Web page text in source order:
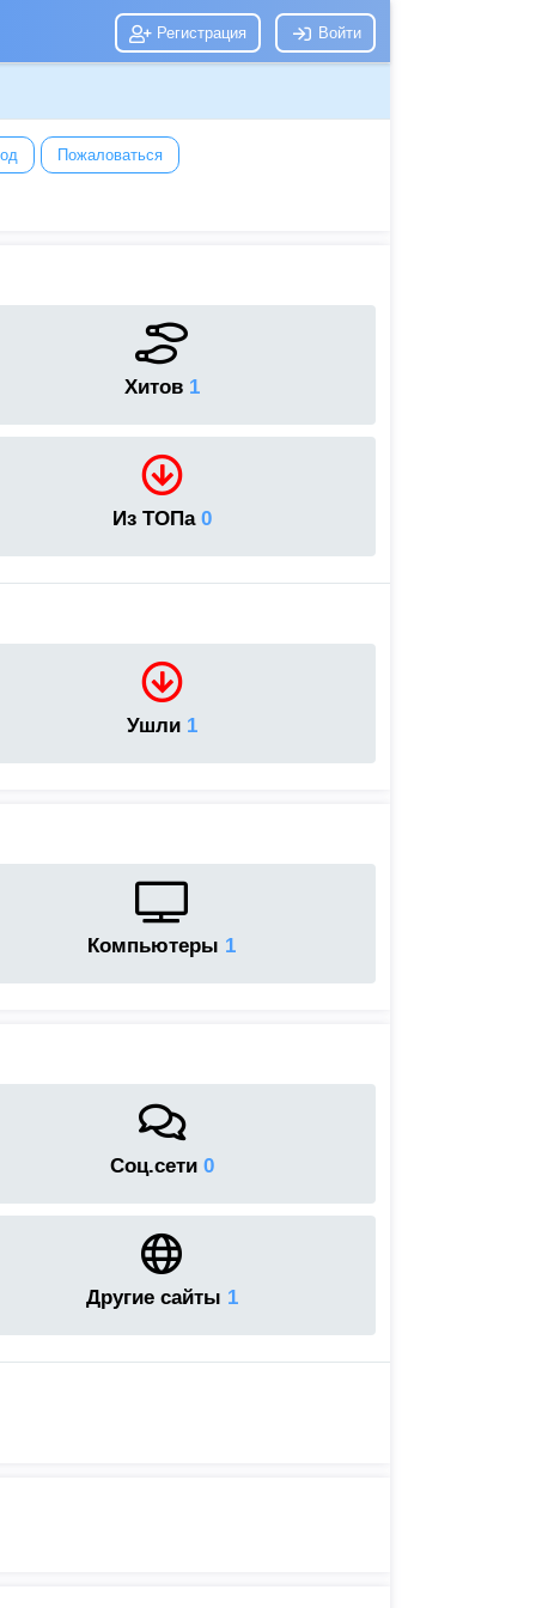
Войти
Регистрация
Пожаловаться
Хитов 1
Из ТОПа 0
Ушли 1
Компьютеры 1
Соц.сети 0
Другие сайты 1